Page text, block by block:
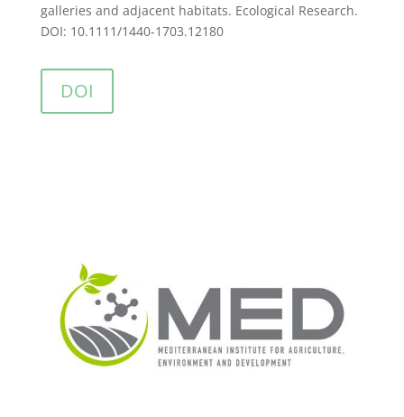
galleries and adjacent habitats. Ecological Research.
DOI: 10.1111/1440-1703.12180
DOI